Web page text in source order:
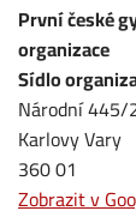
První české
organizace
Sídlo
Národní 445/
Karlovy Vary
360 01
Zobrazit v